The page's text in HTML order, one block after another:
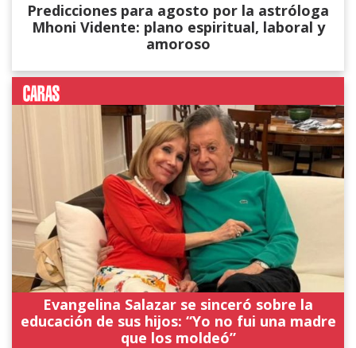
Predicciones para agosto por la astróloga
Mhoni Vidente: plano espiritual, laboral y
amoroso
Evangelina Salazar se sinceró sobre la
educación de sus hijos: “Yo no fui una madre
que los moldeó”